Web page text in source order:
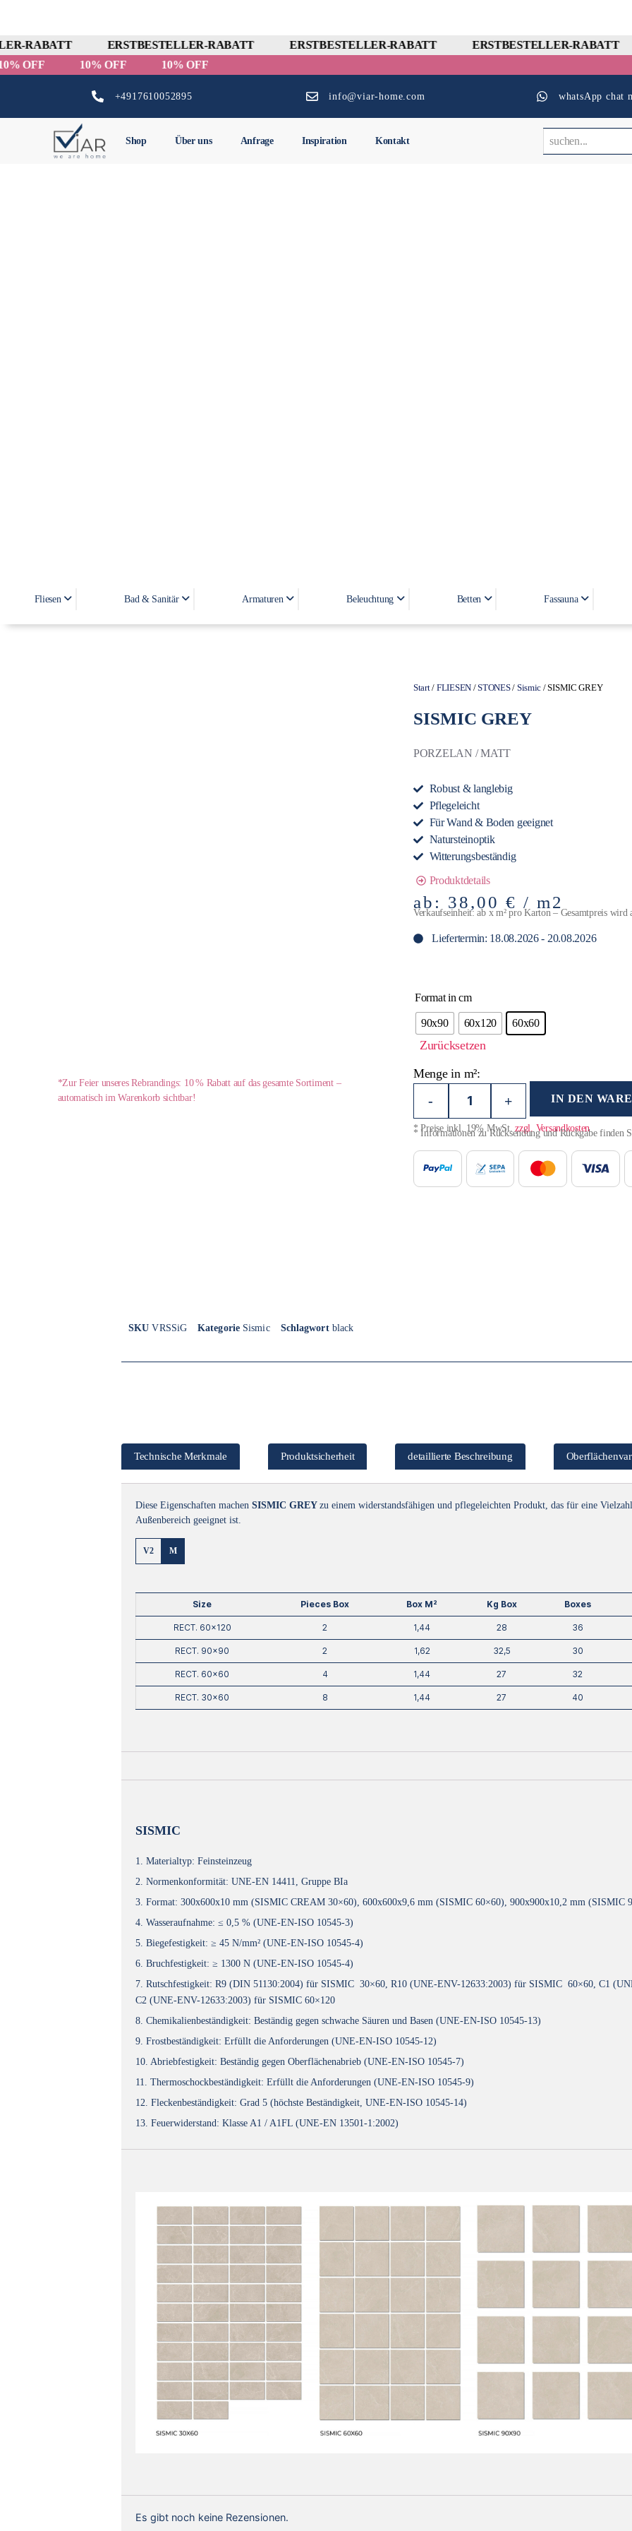
RABATT ERSTBESTELLER-RABATT ERSTBESTELLER-RABATT
ERSTBESTELLER-RABATT
10% OFF
10% OFF 10% OFF
+4917610052895 info@viar-home.com whatsApp chat
Shop Über uns Anfrage Inspiration Kontakt
Fliesen Bad & Sanitär Armaturen Beleuchtung Betten Fassauna
*Zur Feier unseres Rebrandings: 10 % Rabatt auf das gesamte Sortiment –
automatisch im Warenkorb sichtbar!
Start/ FLIESEN /STONES/ Sismic / SISMIC GREY
SISMIC GREY
PORZELAN / MATT
Robust & langlebig
Pflegeleicht
Für Wand & Boden geeignet
Natursteinoptik
Witterungsbeständig
Produktdetails
ab: 38,00€ / m2
Verkaufseinheit: ab x m² pro Karton – Gesamtpreis wird
Liefertermin: 18.08.2026 - 20.08.2026
Format in cm
90x90 60x120 60x60
Zurücksetzen
Menge in m²:
- + IN DEN
* Preise inkl. 19% MwSt.zzgl. Versandkosten
* Informationen zu Rücksendung und Rückgabe finden
SKUVRSSiG Kategorie Sismic Schlagwort black
Technische Merkmale Produktsicherheit detaillierte Beschreibung
Diese Eigenschaften machen SISMIC GREYzu einem widerstandsfähigen und pflegeleichten Produkt, das für eine
Außenbereich geeignet ist.
V2 M
Size Pieces Box Box M² Kg Box Boxes
RECT. 60×120 2 1,44 28 36
RECT. 90×90 2 1,62 32,5 30
RECT. 60×60 4 1,44 27 32
RECT. 30×60 8 1,44 27 40
SISMIC
1. Materialtyp: Feinsteinzeug
2. Normenkonformität: UNE-EN 14411, Gruppe BIa
3. Format: 300x600x10 mm (SISMIC CREAM 30×60), 600x600x9,6 mm (SISMIC 60×60), 900x900x10,2 mm (SISMIC
4. Wasseraufnahme: ≤ 0,5 % (UNE-EN-ISO 10545-3)
5. Biegefestigkeit: ≥ 45 N/mm² (UNE-EN-ISO 10545-4)
6. Bruchfestigkeit: ≥ 1300 N (UNE-EN-ISO 10545-4)
7. Rutschfestigkeit: R9 (DIN 51130:2004) für SISMIC 30×60, R10 (UNE-ENV-12633:2003) für SISMIC 60×60, C1
C2 (UNE-ENV-12633:2003) für SISMIC 60×120
8. Chemikalienbeständigkeit: Beständig gegen schwache Säuren und Basen (UNE-EN-ISO 10545-13)
9. Frostbeständigkeit: Erfüllt die Anforderungen (UNE-EN-ISO 10545-12)
10. Abriebfestigkeit: Beständig gegen Oberflächenabrieb (UNE-EN-ISO 10545-7)
11. Thermoschockbeständigkeit: Erfüllt die Anforderungen (UNE-EN-ISO 10545-9)
12. Fleckenbeständigkeit: Grad 5 (höchste Beständigkeit, UNE-EN-ISO 10545-14)
13. Feuerwiderstand: Klasse A1 / A1FL (UNE-EN 13501-1:2002)
Es gibt noch keine Rezensionen.